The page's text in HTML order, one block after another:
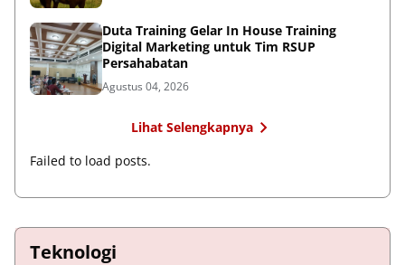
Duta Training Gelar In House Training
Digital Marketing untuk Tim RSUP
Persahabatan
Agustus 04, 2026
Lihat Selengkapnya
Failed to load posts.
Teknologi